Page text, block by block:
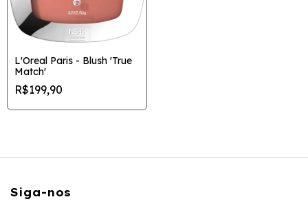
L'Oreal Paris - Blush 'True
Match'
R$199,90
Siga-nos